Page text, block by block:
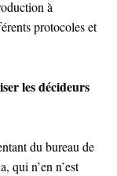
à
protocoles et
les décideurs
du bureau de
qui n’en n’est